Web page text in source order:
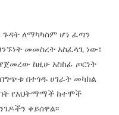
ጉዳት ለማካካስም ሆነ ፈጣን
መመስረት አስፈላጊ ነው፤
ከዚሁ አስከፊ ጦርነት
በግጭቱ በተጎዱ ሀገራት መካከል
የእህትማማች ከተሞች
ቀይሰዋል፡፡